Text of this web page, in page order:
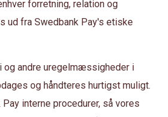
forretning, relation og
ud fra Swedbank Pay's etiske
og andre uregelmæssigheder i
og håndteres hurtigst muligt.
interne procedurer, så vores